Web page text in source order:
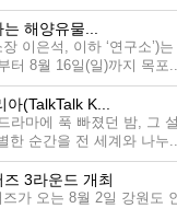
해양유물...
이은석, 이하 ‘연구소’)는
터 8월 16일(일)까지 목포
(TalkTalk K...
라마에 푹 빠졌던 밤, 그
한 순간을 전 세계와 나누
3라운드 개최
가 오는 8월 2일 강원도